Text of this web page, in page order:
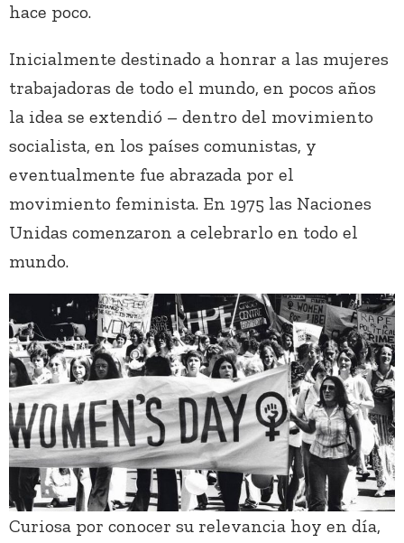
hace poco.
Inicialmente destinado a honrar a las mujeres
trabajadoras de todo el mundo, en pocos años
la idea se extendió – dentro del movimiento
socialista, en los países comunistas, y
eventualmente fue abrazada por el
movimiento feminista. En 1975 las Naciones
Unidas comenzaron a celebrarlo en todo el
mundo.
Curiosa por conocer su relevancia hoy en día,